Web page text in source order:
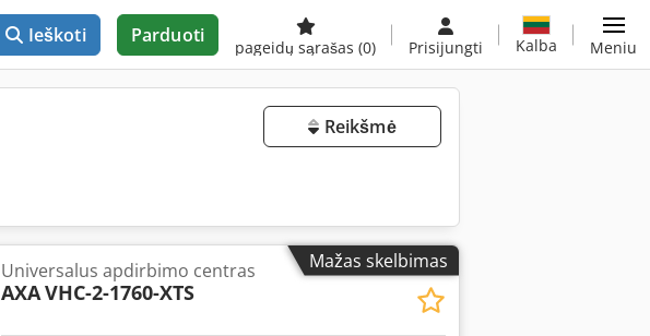
Ieškoti Parduoti
pageidų sąrašas (0) Prisijungti Kalba Meniu
Reikšmė
Mažas skelbimas
Universalus apdirbimo centras
AXAVHC-2-1760-XTS